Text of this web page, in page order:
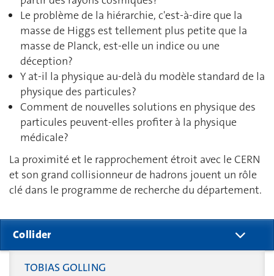
Le problème de la hiérarchie, c'est-à-dire que la
masse de Higgs est tellement plus petite que la
masse de Planck, est-elle un indice ou une
déception?
Y at-il la physique au-delà du modèle standard de la
physique des particules?
Comment de nouvelles solutions en physique des
particules peuvent-elles profiter à la physique
médicale?
La proximité et le rapprochement étroit avec le CERN
et son grand collisionneur de hadrons jouent un rôle
clé dans le programme de recherche du département.
Collider
TOBIAS GOLLING